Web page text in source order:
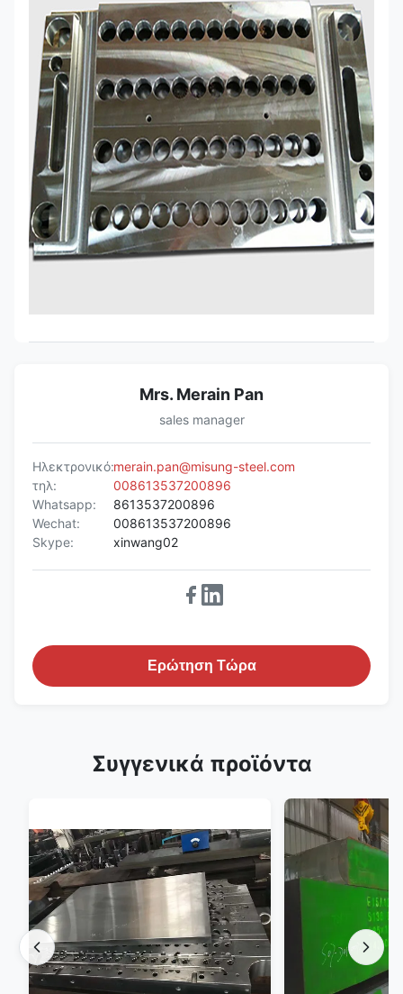
Mrs. Merain Pan
sales manager
Ηλεκτρονικό:merain.pan@misung-steel.com
τηλ:
008613537200896
Whatsapp:
8613537200896
Wechat:
008613537200896
Skype:
xinwang02
Ερώτηση Τώρα
Συγγενικά προϊόντα